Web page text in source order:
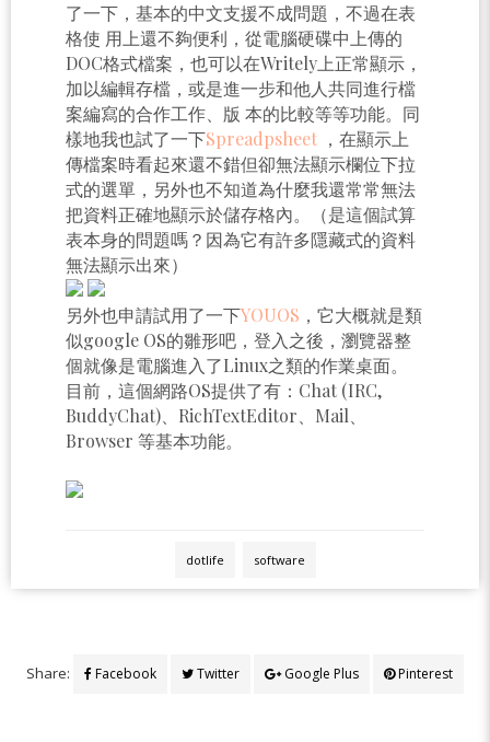
了一下，基本的中文支援不成問題，不過在表
格使 用上還不夠便利，從電腦硬碟中上傳的
DOC格式檔案，也可以在Writely上正常顯示，
加以編輯存檔，或是進一步和他人共同進行檔
案編寫的合作工作、版 本的比較等等功能。同
樣地我也試了一下Spreadpsheet ，在顯示上
傳檔案時看起來還不錯但卻無法顯示欄位下拉
式的選單，另外也不知道為什麼我還常常無法
把資料正確地顯示於儲存格內。（是這個試算
表本身的問題嗎？因為它有許多隱藏式的資料
無法顯示出來）
另外也申請試用了一下YOUOS ，它大概就是類
似google OS的雛形吧，登入之後，瀏覽器整
個就像是電腦進入了Linux之類的作業桌面。
目前，這個網路OS提供了有：Chat (IRC,
BuddyChat)、RichTextEditor、Mail、
Browser 等基本功能。
dotlife software
Share: Facebook Twitter Google Plus Pinterest